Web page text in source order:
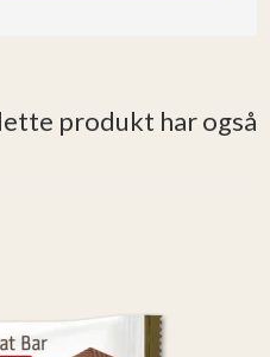
produkt har også